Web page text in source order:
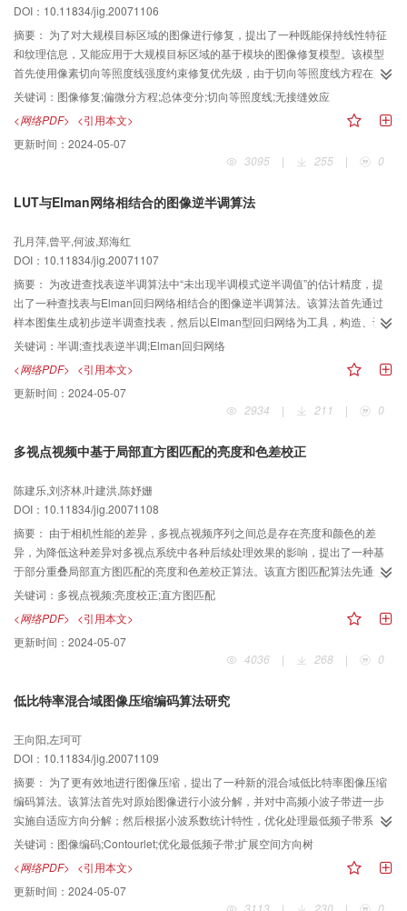
DOI：10.11834/jig.20071106
摘要： 为了对大规模目标区域的图像进行修复，提出了一种既能保持线性特征
和纹理信息，又能应用于大规模目标区域的基于模块的图像修复模型。该模型
首先使用像素切向等照度线强度约束修复优先级，由于切向等照度线方程在图
像边缘宽度约束下扩散，因此具有很好的线性特征保持性能。这种扩散具备形
态学不变性，可修复自然场景图像；然后采用Euclidean距离计算模块相似度，
并加入偏微分方程约束，使得线性特征位置的像素点在匹配中影响较大；使用
散度约束下总体变分插值法对修复结果进行无接缝效应处理，使得最终修复结
果平滑；最后扩展模型相似度函数，使目标区域可被修复为指定的纹理特征。
关键词： 图像修复;偏微分方程;总体变分;切向等照度线;无接缝效应
<网络PDF> <引用本文>
更新时间： 2024-05-07
3095
| 255 | 0
LUT与Elman网络相结合的图像逆半调算法
孔月萍,曾平,何波,郑海红
DOI：10.11834/jig.20071107
摘要： 为改进查找表逆半调算法中“未出现半调模式逆半调值”的估计精度，提
出了一种查找表与Elman回归网络相结合的图像逆半调算法。该算法首先通过
样本图集生成初步逆半调查找表，然后以Elman型回归网络为工具，构造、训
练逆半调逼近模型，最后达到拟合“未出现半调模式逆半调值”的目的，产生完整
查找表，支持逆半调处理。实验结果及性能分析表明，应用本文算法生成的逆
半调重建图像在视觉效果及PSNR指标上表现良好，具有运行速度快、空间复杂
度低的特点。
关键词： 半调;查找表逆半调;Elman回归网络
<网络PDF> <引用本文>
更新时间： 2024-05-07
2934
| 211 | 0
多视点视频中基于局部直方图匹配的亮度和色差校正
陈建乐,刘济林,叶建洪,陈妤姗
DOI：10.11834/jig.20071108
摘要： 由于相机性能的差异，多视点视频序列之间总是存在亮度和颜色的差
异，为降低这种差异对多视点系统中各种后续处理效果的影响，提出了一种基
于部分重叠局部直方图匹配的亮度和色差校正算法。该直方图匹配算法先通过
原图像直方图和参考图像直方图的匹配建立映射函数，然后使用该映射函数来
校正原图像的亮度和色差值。根据映射函数的计算方法不同，直方图匹配可以
分为全局直方图匹配和局部自适应直方图匹配。在全局直方图匹配算法中，由
于整幅图像是使用统一的映射函数，因此校正性能较差。而局部自适应直方图
匹配算法则是利用局部信息为每个像素建立唯一的映射函数，因此能够准确地
图匹配方法中，一小块范围内的像素是使用同样的局部直方图来建立映射函
配算法相比，该算法不仅可减少计算直方图和映射函数的次数，而且在降低计
算复杂度的同时，还能够自适应地校正图像不同区域的差异。该算法可作为多
视点视频系统中的预处理技术，实验结果表明，该算法能够提高后续压缩过程
的性能。
关键词： 多视点视频;亮度校正;直方图匹配
<网络PDF> <引用本文>
更新时间： 2024-05-07
4036
| 268 | 0
低比特率混合域图像压缩编码算法研究
王向阳,左珂可
DOI：10.11834/jig.20071109
摘要： 为了更有效地进行图像压缩，提出了一种新的混合域低比特率图像压缩
编码算法。该算法首先对原始图像进行小波分解，并对中高频小波子带进一步
实施自适应方向分解；然后根据小波系数统计特性，优化处理最低频子带系
数；再结合小波分解与方向分解的特点，构造了一种扩展的空间方向树结构；
最后采用SPIHT编码思想完成图像的压缩。实验结果表明，该混合域图像编码
方法是一种高效的图像压缩算法，不仅其压缩效果明显优于SPIHT、WBCT等图
像压缩方案（特别是在低比特率下），而且具有比较强的通用性与适应性。
关键词： 图像编码;Contourlet;优化最低频子带;扩展空间方向树
<网络PDF> <引用本文>
更新时间： 2024-05-07
3113
| 230 | 0